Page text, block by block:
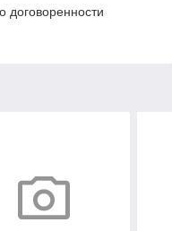
договоренности